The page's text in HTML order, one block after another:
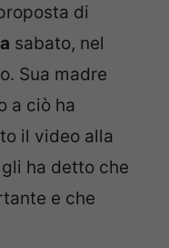
di
sabato, nel
Sua madre
a ciò ha
il video alla
ha detto che
e che